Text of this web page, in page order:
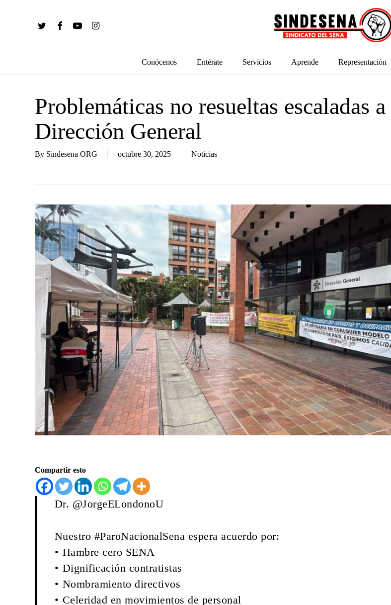
twitter facebookyoutubeinstagram
Conócenos Entérate Servicios Aprende Representación
Problemáticas no resueltas escaladas
Dirección General
By Sindesena ORG octubre 30, 2025 Noticias
Compartir esto
Dr. @JorgeELondonoU
Nuestro #ParoNacionalSena espera acuerdo por:
•⁠ ⁠Hambre cero SENA
•⁠ ⁠Dignificación contratistas
•⁠ ⁠Nombramiento directivos
•⁠ ⁠Celeridad en movimientos de personal